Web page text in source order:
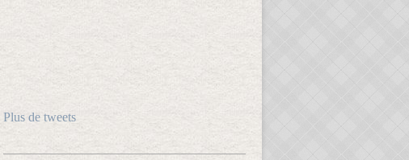
Plus de tweets